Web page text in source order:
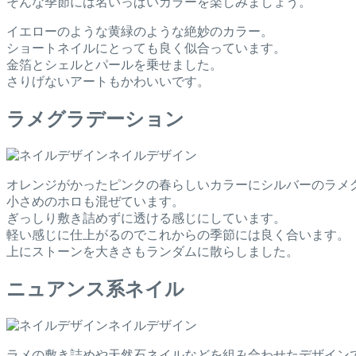
イエローのような黄緑のような絶妙のカラー。
ショートネイルにとっても良く似合っています。
金箔とシェルとパールを乗せました。
さりげないアートもかわいいです。
ラメグラデーション
ネイルデザイン
オレンジがかったピンクの春らしいカラーにシルバーのラメ
小さめのホロも混ぜています。
ぎっしり敷き詰めずに透ける感じにしています。
軽い感じに仕上がるのでこれからの季節には良く合います。
上にストーンを大きさもランダムに散らしました。
ニュアンス系ネイル
ネイルデザイン